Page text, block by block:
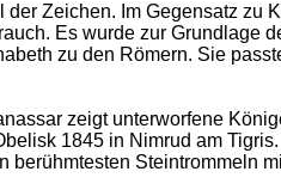
Zeichen. Im Gegensatz
Es wurde zur Grundlage
zu den Römern. Sie
zeigt unterworfene
1845 in Nimrud am Tigris.
berühmtesten Steintrommeln